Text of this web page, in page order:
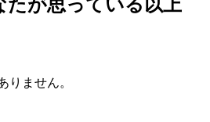
たが思っている以上
りません。